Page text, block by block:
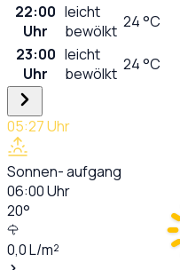
22:00
Uhr
leicht
bewölkt 24°C
23:00
Uhr
leicht
bewölkt 24°C
05:27Uhr
Sonnen- aufgang
06:00Uhr
20°
0,0L/m²